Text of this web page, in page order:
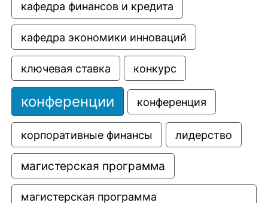
кафедра финансов и кредита
кафедра экономики инноваций
ключевая ставка конкурс
конференции конференция
корпоративные финансы лидерство
магистерская программа
магистерская программа